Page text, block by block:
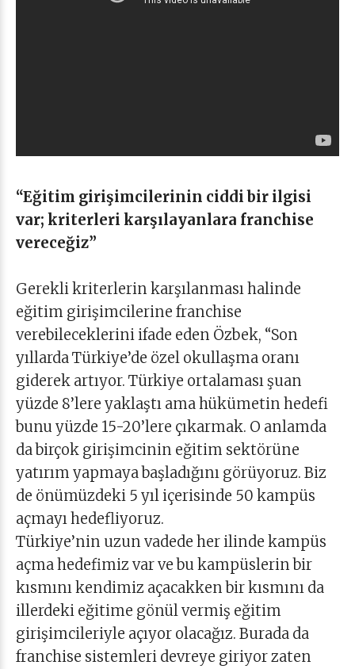
“Eğitim girişimcilerinin ciddi bir ilgisi
var; kriterleri karşılayanlara franchise
vereceğiz”
Gerekli kriterlerin karşılanması halinde
eğitim girişimcilerine franchise
verebileceklerini ifade eden Özbek, “Son
yıllarda Türkiye’de özel okullaşma oranı
giderek artıyor. Türkiye ortalaması şuan
yüzde 8’lere yaklaştı ama hükümetin hedefi
bunu yüzde 15-20’lere çıkarmak. O anlamda
da birçok girişimcinin eğitim sektörüne
yatırım yapmaya başladığını görüyoruz. Biz
de önümüzdeki 5 yıl içerisinde 50 kampüs
açmayı hedefliyoruz.
Türkiye’nin uzun vadede her ilinde kampüs
açma hedefimiz var ve bu kampüslerin bir
kısmını kendimiz açacakken bir kısmını da
illerdeki eğitime gönül vermiş eğitim
girişimcileriyle açıyor olacağız. Burada da
franchise sistemleri devreye giriyor zaten